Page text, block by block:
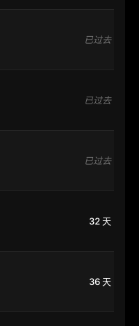
已过去
已过去
已过去
32 天
36 天